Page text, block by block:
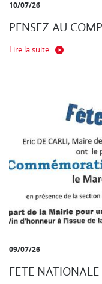
10/07/26
PENSEZ AU
Lire la suite
09/07/26
FETE NATIONALE